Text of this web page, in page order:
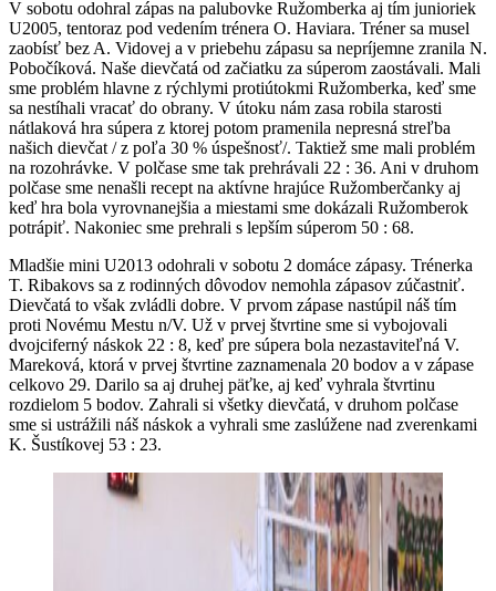
V sobotu odohral zápas na palubovke Ružomberka aj tím junioriek
U2005, tentoraz pod vedením trénera O. Haviara. Tréner sa musel
zaobísť bez A. Vidovej a v priebehu zápasu sa nepríjemne zranila N.
Pobočíková. Naše dievčatá od začiatku za súperom zaostávali. Mali
sme problém hlavne z rýchlymi protiútokmi Ružomberka, keď sme
sa nestíhali vracať do obrany. V útoku nám zasa robila starosti
nátlaková hra súpera z ktorej potom pramenila nepresná streľba
našich dievčat / z poľa 30 % úspešnosť/. Taktiež sme mali problém
na rozohrávke. V polčase sme tak prehrávali 22 : 36. Ani v druhom
polčase sme nenašli recept na aktívne hrajúce Ružomberčanky aj
keď hra bola vyrovnanejšia a miestami sme dokázali Ružomberok
potrápiť. Nakoniec sme prehrali s lepším súperom 50 : 68.
Mladšie mini U2013 odohrali v sobotu 2 domáce zápasy. Trénerka
T. Ribakovs sa z rodinných dôvodov nemohla zápasov zúčastniť.
Dievčatá to však zvládli dobre. V prvom zápase nastúpil náš tím
proti Novému Mestu n/V. Už v prvej štvrtine sme si vybojovali
dvojciferný náskok 22 : 8, keď pre súpera bola nezastaviteľná V.
Mareková, ktorá v prvej štvrtine zaznamenala 20 bodov a v zápase
celkovo 29. Darilo sa aj druhej päťke, aj keď vyhrala štvrtinu
rozdielom 5 bodov. Zahrali si všetky dievčatá, v druhom polčase
sme si ustrážili náš náskok a vyhrali sme zaslúžene nad zverenkami
K. Šustíkovej 53 : 23.